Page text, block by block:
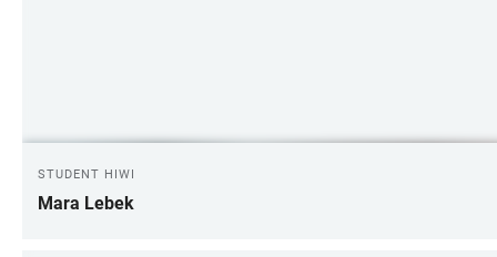
STUDENT HIWI
Mara Lebek